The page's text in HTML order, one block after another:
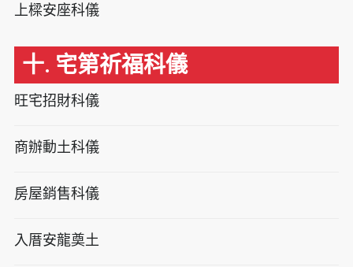
上樑安座科儀
十. 宅第祈福科儀
旺宅招財科儀
商辦動土科儀
房屋銷售科儀
入厝安龍奠土